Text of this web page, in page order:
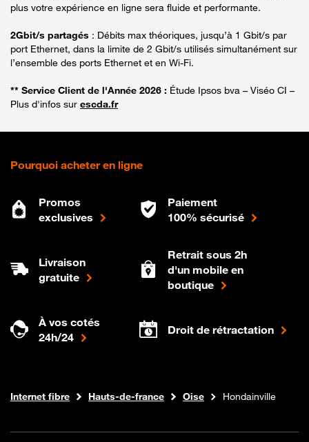
plus votre expérience en ligne sera fluide et performante.
2Gbit/s partagés : Débits max théoriques, jusqu’à 1 Gbit/s par
port Ethernet, dans la limite de 2 Gbit/s utilisés simultanément sur
l’ensemble des ports Ethernet et en Wi-Fi.
** Service Client de l'Année 2026 : Étude Ipsos bva – Viséo CI –
Plus d'infos sur escda.fr
Pourquoi acheter en ligne
Promos
exclusives
Paiement
100% sécurisé
Livraison
gratuite
Retrait sous 2h
d'un mobile en
boutique
À vos cotés
24h/24
Droit de rétractation
Boutique Orange
Internet fibre Hauts-de-france Oise Hondainville